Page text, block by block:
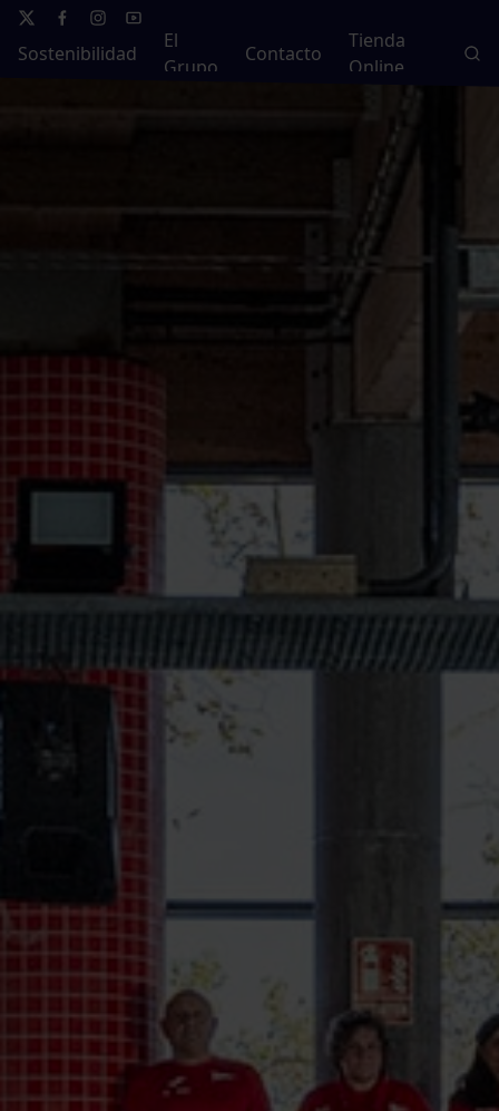
Sostenibilidad
El
Grupo
Contacto
Tienda
Online